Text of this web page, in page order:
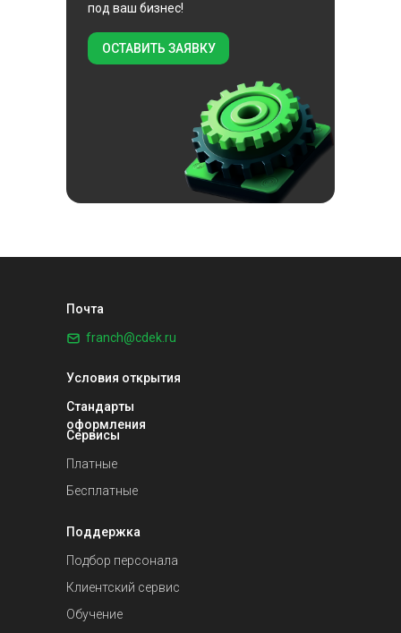
под ваш бизнес!
ОСТАВИТЬ ЗАЯВКУ
Условия открытия
Стандарты
оформления
Сервисы
Почта
franch@cdek.ru
Поддержка
Клиентский сервис
Обучение
Подбор персонала
Бесплатные
Платные